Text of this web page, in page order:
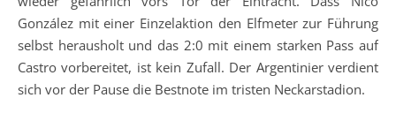
González mit einer Einzelaktion den Elfmeter zur Führung
selbst herausholt und das 2:0 mit einem starken Pass auf
Castro vorbereitet, ist kein Zufall. Der Argentinier verdient
sich vor der Pause die Bestnote im tristen Neckarstadion.